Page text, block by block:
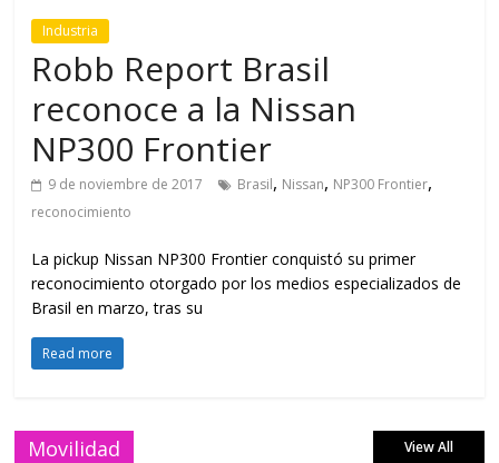
Industria
Robb Report Brasil
reconoce a la Nissan
NP300 Frontier
9 de noviembre de 2017 Brasil, Nissan, NP300 Frontier,
reconocimiento
La pickup Nissan NP300 Frontier conquistó su primer
reconocimiento otorgado por los medios especializados de
Brasil en marzo, tras su
Read more
Movilidad View All